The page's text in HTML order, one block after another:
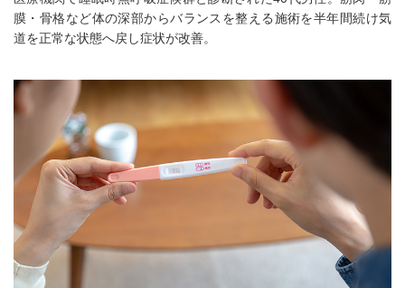
膜・骨格など体の深部からバランスを整える施術を半年間続け気
道を正常な状態へ戻し症状が改善。